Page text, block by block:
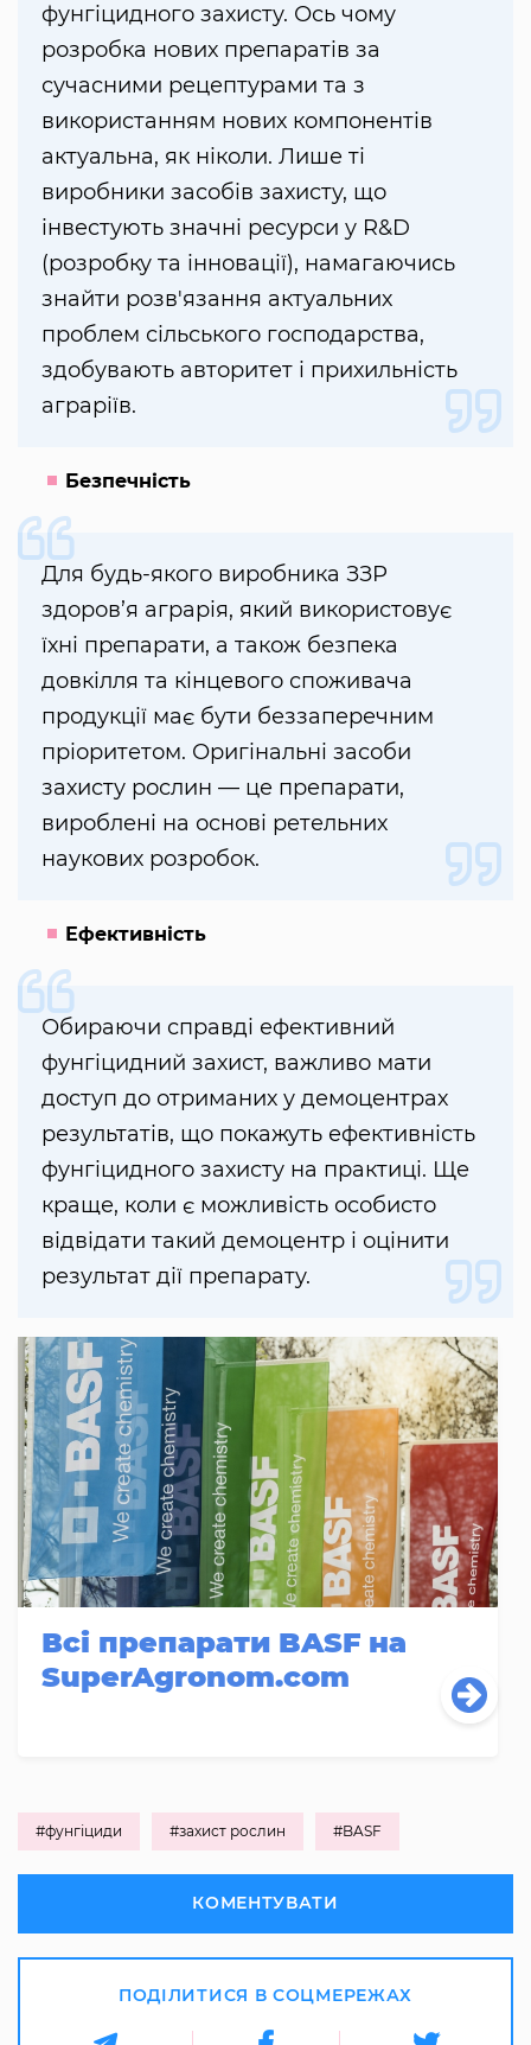
фунгіцидного захисту. Ось чому
розробка нових препаратів за
сучасними рецептурами та з
використанням нових компонентів
актуальна, як ніколи. Лише ті
виробники засобів захисту, що
інвестують значні ресурси у R&D
(розробку та інновації), намагаючись
знайти розв'язання актуальних
проблем сільського господарства,
здобувають авторитет і прихильність
аграріїв.
Безпечність
Для будь-якого виробника ЗЗР
здоров’я аграрія, який використовує
їхні препарати, а також безпека
довкілля та кінцевого споживача
продукції має бути беззаперечним
пріоритетом. Оригінальні засоби
захисту рослин — це препарати,
вироблені на основі ретельних
наукових розробок.
Ефективність
Обираючи справді ефективний
фунгіцидний захист, важливо мати
доступ до отриманих у демоцентрах
результатів, що покажуть ефективність
фунгіцидного захисту на практиці. Ще
краще, коли є можливість особисто
відвідати такий демоцентр і оцінити
результат дії препарату.
Всі препарати BASF на
SuperAgronom.com
#фунгіциди #захист рослин #BASF
КОМЕНТУВАТИ
ПОДІЛИТИСЯ В СОЦМЕРЕЖАХ